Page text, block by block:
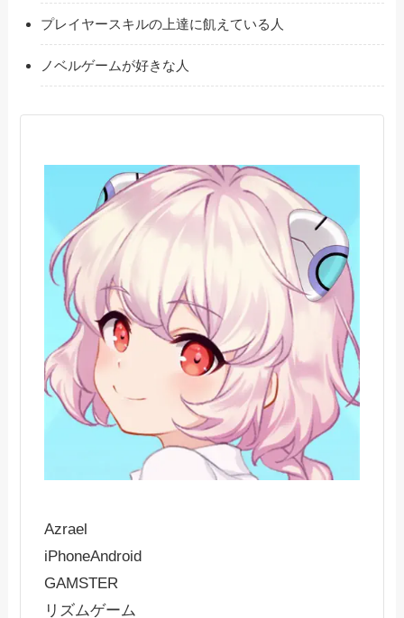
プレイヤースキルの上達に飢えている人
ノベルゲームが好きな人
Azrael
iPhoneAndroid
GAMSTER
リズムゲーム